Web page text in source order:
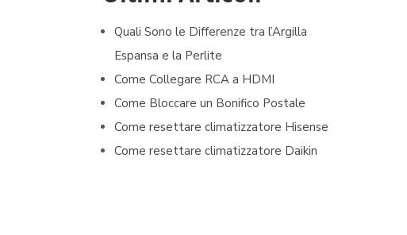
e
b
a
r
Quali Sono le Differenze tra l’Argilla
Espansa e la Perlite
Come Collegare RCA a HDMI
Come Bloccare un Bonifico Postale
Come resettare climatizzatore Hisense​​
Come resettare climatizzatore Daikin​​